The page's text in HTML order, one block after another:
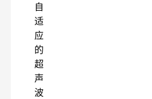
自
适
应
的
超
声
波